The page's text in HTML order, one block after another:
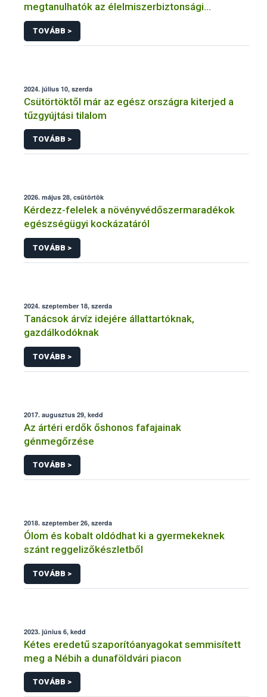
megtanulhatók az élelmiszerbiztonsági
alapismeretek
TOVÁBB >
2024. július 10, szerda
Csütörtöktől már az egész országra kiterjed a
tűzgyújtási tilalom
TOVÁBB >
2026. május 28, csütörtök
Kérdezz-felelek a növényvédőszermaradékok
egészségügyi kockázatáról
TOVÁBB >
2024. szeptember 18, szerda
Tanácsok árvíz idejére állattartóknak,
gazdálkodóknak
TOVÁBB >
2017. augusztus 29, kedd
Az ártéri erdők őshonos fafajainak
génmegőrzése
TOVÁBB >
2018. szeptember 26, szerda
Ólom és kobalt oldódhat ki a gyermekeknek
szánt reggelizőkészletből
TOVÁBB >
2023. június 6, kedd
Kétes eredetű szaporítóanyagokat semmisített
meg a Nébih a dunaföldvári piacon
TOVÁBB >